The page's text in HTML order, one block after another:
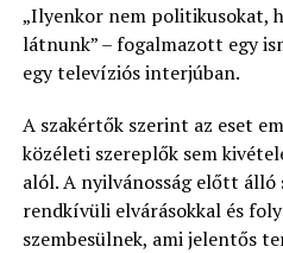
„Ilyenkor nem politikusokat,
látnunk” – fogalmazott egy
egy televíziós interjúban.
A szakértők szerint az eset
közéleti szereplők sem
alól. A nyilvánosság előtt álló
rendkívüli elvárásokkal és
szembesülnek, ami jelentős